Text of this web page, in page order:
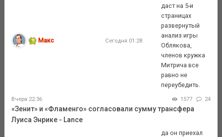
Макс Сегодня 01:28
даст на 5-и
страницах
развернутый
анализ игры
Облякова,
членов кружка
Митрича все
равно не
переубедить.
Вчера 22:36 1577 24
«Зенит» и «Фламенго» согласовали сумму трансфера
Луиса Энрике - Lance
да он приехал